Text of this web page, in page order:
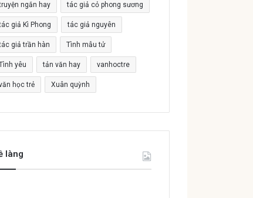
ngắn hay tác giả cỏ phong sương
giả Kì Phong tác giả nguyên
giả trần hàn Tình mẫu tử
yêu tản văn hay vanhoctre
học trẻ Xuân quỳnh
làng